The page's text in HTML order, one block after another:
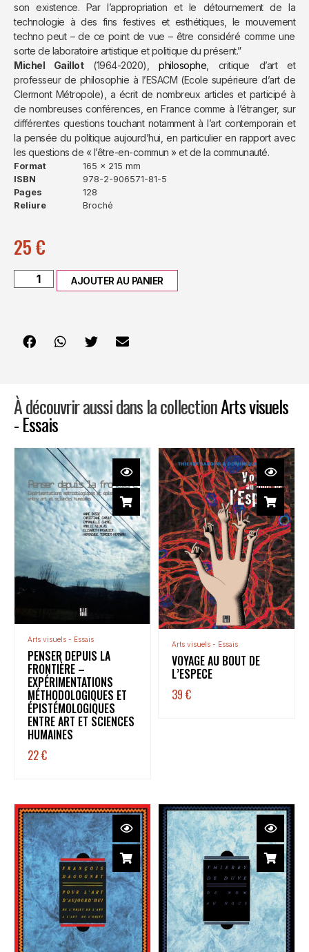
son existence. Par l’appropriation et le détournement de la
technologie à des fins festives et esthétiques, le mouvement
techno peut – de ce point de vue – être considéré comme une
sorte de laboratoire artistique et politique du présent.”
Michel Gaillot(1964-2020),philosophe , critique d’art et
professeur de philosophie à l’ESACM (Ecole supérieure d’art de
Clermont Métropole), a écrit de nombreux articles et participé à
de nombreuses conférences, en France comme à l’étranger, sur
différentes questions touchant notamment à l’art contemporain et
la pensée du politique aujourd’hui, en particulier en rapport avec
les questions de « l’être-en-commun » et de la communauté.
Format
165 x 215 mm
ISBN
978-2-906571-81-5
Pages
128
Reliure
Broché
25€
AJOUTER AU PANIER
À découvrir aussi dans la collectionArts visuels
- Essais
Arts visuels - Essais
PENSER DEPUIS LA
FRONTIÈRE –
EXPÉRIMENTATIONS
MÉTHODOLOGIQUES ET
ÉPISTÉMOLOGIQUES
ENTRE ART ET SCIENCES
HUMAINES
22€
Arts visuels - Essais
VOYAGE AU BOUT DE
L’ESPECE
39€